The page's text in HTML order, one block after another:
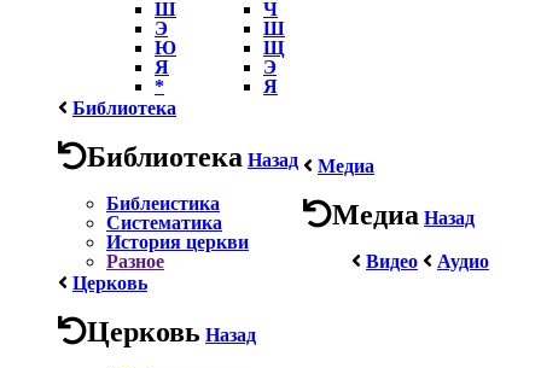
Ш
Э
Ю
Я
*
Ч
Ш
Щ
Э
Я
Библиотека
Библиотека Назад
Библеистика
Систематика
История церкви
Разное
Медиа
Медиа Назад
Видео
Аудио
Церковь
Церковь Назад